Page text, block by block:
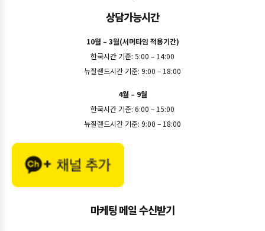
상담가능시간
10월 – 3월(서머타임 적용기간)
한국시간 기준: 5:00 – 14:00
뉴질랜드시간 기준: 9:00 – 18:00
4월 – 9월
한국시간 기준: 6:00 – 15:00
뉴질랜드시간 기준: 9:00 – 18:00
마케팅 메일 수신받기